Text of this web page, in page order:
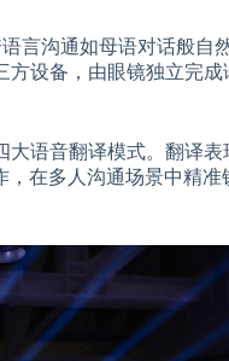
言沟通如母语对话般自
方设备，由眼镜独立完成
大语音翻译模式。翻译表
，在多人沟通场景中精准